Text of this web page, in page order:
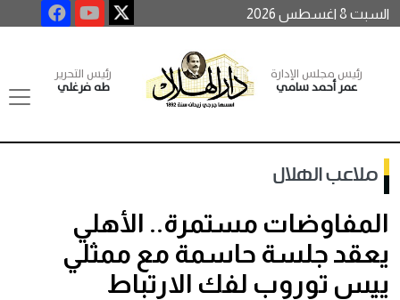
السبت 8 اغسطس 2026
رئيس مجلس الإدارة
عمر أحمد سامي
رئيس التحرير
طه فرغلي
ملاعب الهلال
المفاوضات مستمرة.. الأهلي
يعقد جلسة حاسمة مع ممثلي
ييس توروب لفك الارتباط